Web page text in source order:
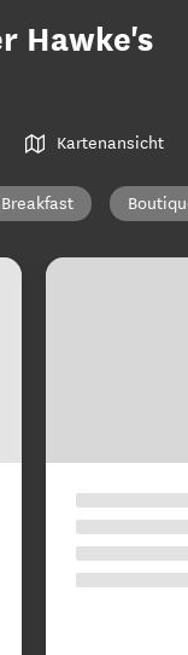
Hawke's
Kartenansicht